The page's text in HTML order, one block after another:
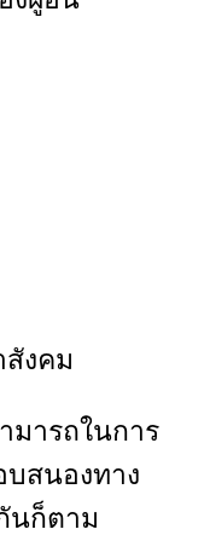
สังคม
มารถในการ
สนองทาง
นก็ตาม